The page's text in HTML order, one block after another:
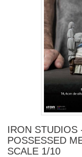
IRON STUDIOS
POSSESSED
SCALE 1/10